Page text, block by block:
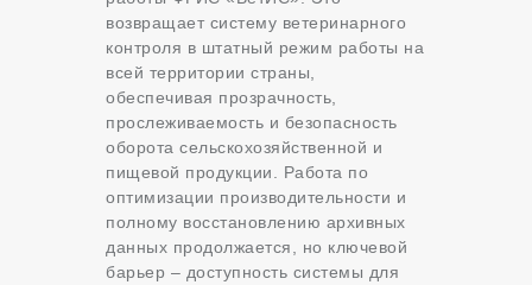
возвращает систему ветеринарного
контроля в штатный режим работы на
всей территории страны,
обеспечивая прозрачность,
прослеживаемость и безопасность
оборота сельскохозяйственной и
пищевой продукции. Работа по
оптимизации производительности и
полному восстановлению архивных
данных продолжается, но ключевой
барьер – доступность системы для